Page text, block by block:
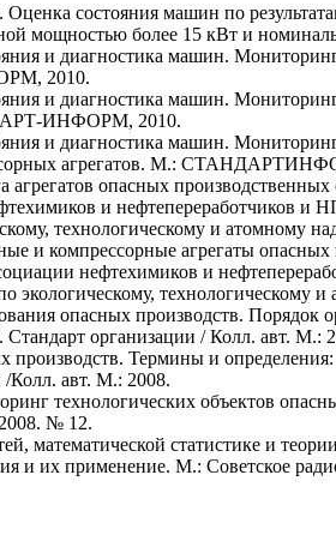
состояния машин по
более 15 кВт и
и диагностика машин.
2010.
и диагностика машин.
ИНФОРМ, 2010.
и диагностика машин.
агрегатов. М.:
опасных
и
технологическому и атомному
и компрессорные агрегаты
нефтехимиков и
экологическому,
опасных производств.
Стандарт организации / Колл. авт. М.:
Термины и
/Колл. авт. М.: 2008.
технологических объектов
№ 12.
математической статистике и
и их применение. М.: Советское